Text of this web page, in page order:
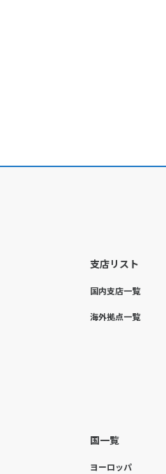
支店リスト
国内支店一覧
海外拠点一覧
国一覧
ヨーロッパ